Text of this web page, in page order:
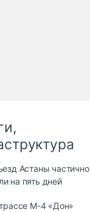
Астаны частично
на пять дней
М-4 «Дон»